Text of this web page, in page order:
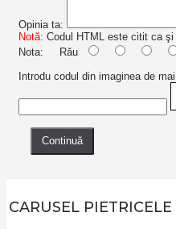
Opinia ta:
Notă: Codul HTML este citit ca şi
Nota: Rău
Introdu codul din imaginea de
Continuă
CARUSEL